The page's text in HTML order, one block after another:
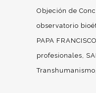
Objeción de
observatorio
PAPA FRANCISCO
profesionales
Transhumanismo